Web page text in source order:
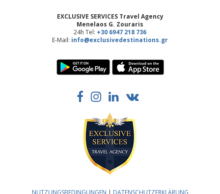
EXCLUSIVE SERVICES Travel Agency
Menelaos G. Zouraris
24h Tel: +30 6947 218 736
E-Mail: info@exclusivedestinations.gr